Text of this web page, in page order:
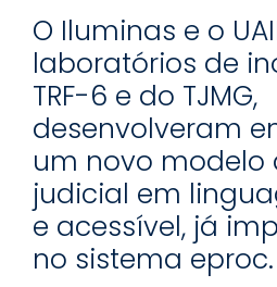
O Iluminas e o
laboratórios de
TRF-6 e do TJMG,
desenvolveram
um novo
judicial em
e acessível, já
no sistema eproc.